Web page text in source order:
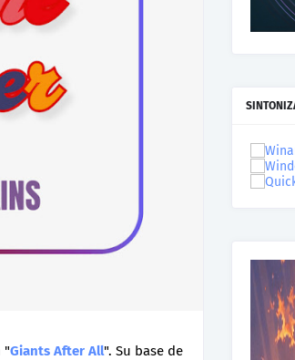
"Giants After All". Su base de